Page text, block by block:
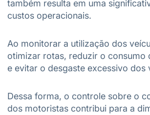
também resulta em uma
custos operacionais.
Ao monitorar a utilização dos
otimizar rotas, reduzir o consumo
e evitar o desgaste excessivo dos
Dessa forma, o controle sobre o
dos motoristas contribui para a